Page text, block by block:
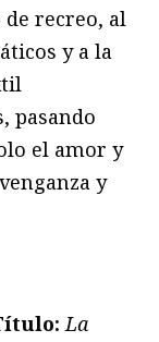
de recreo, al
y a la
pasando
el amor y
y
ítulo:La